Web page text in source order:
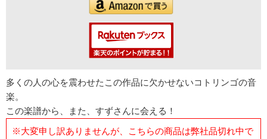
多くの人の心を震わせたこの作品に欠かせないコトリンゴの音
楽。
この楽譜から、また、すずさんに会える！
※大変申し訳ありませんが、こちらの商品は弊社品切れ中で